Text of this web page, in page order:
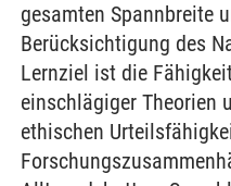
gesamten Spannbreite
Berücksichtigung des
Lernziel ist die
einschlägiger Theorien
ethischen